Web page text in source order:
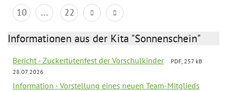
10
... 22
Informationen aus der Kita "Sonnenschein"
Bericht - Zuckertütenfest der Vorschulkinder
PDF, 257 kB
28.07.2026
Information - Vorstellung eines neuen Team-Mitglieds